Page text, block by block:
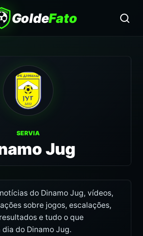
GoldeFato
SERVIA
Jug
do Dinamo Jug, vídeos,
sobre jogos, escalações,
e tudo o que
do Dinamo Jug.